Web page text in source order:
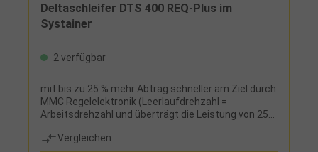
Deltaschleifer DTS 400 REQ-Plus im
Systainer
2 verfügbar
mit bis zu 25 % mehr Abtrag schneller am Ziel durch
MMC Regelelektronik (Leerlaufdrehzahl =
Arbeitsdrehzahl und überträgt die Leistung von 250
eigene Turbo-Absaugung, staubdichte Kapselung
Vergleichen